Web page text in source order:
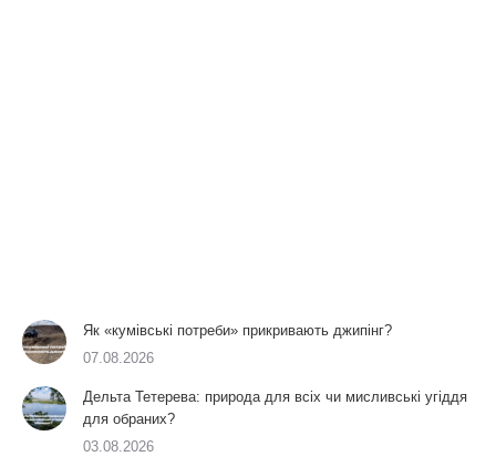
Як «кумівські потреби» прикривають джипінг?
07.08.2026
Дельта Тетерева: природа для всіх чи мисливські угіддя
для обраних?
03.08.2026